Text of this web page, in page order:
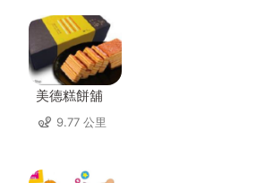
美德糕餅舖
9.77 公里